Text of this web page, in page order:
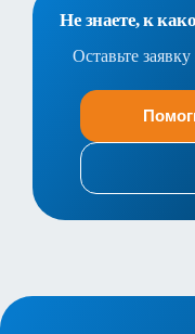
Не знаете, к
Оставьте